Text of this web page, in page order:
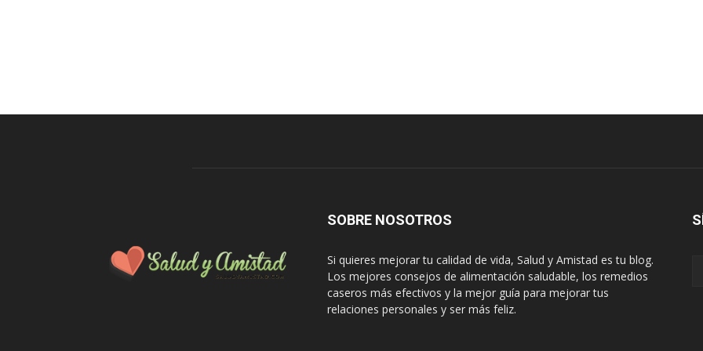
SOBRE NOSOTROS
Si quieres mejorar tu calidad de vida, Salud y Amistad es tu blog.
Los mejores consejos de alimentación saludable, los remedios
caseros más efectivos y la mejor guía para mejorar tus
relaciones personales y ser más feliz.